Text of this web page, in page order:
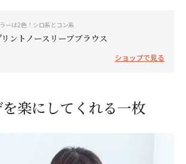
ーは2色！シロ系とコン系
リントノースリーブブラウス
ショップで見る
楽にしてくれる一枚